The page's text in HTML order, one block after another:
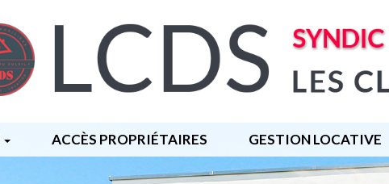
ACCÈS PROPRIÉTAIRES GESTION LOCATIVE